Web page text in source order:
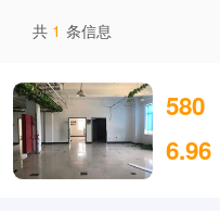
共 1 条信息
580
6.96